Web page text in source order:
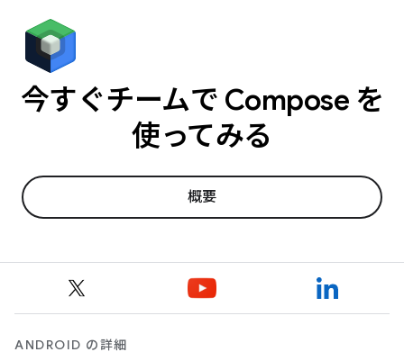
今すぐチームで Compose を
使ってみる
概要
ANDROID の詳細